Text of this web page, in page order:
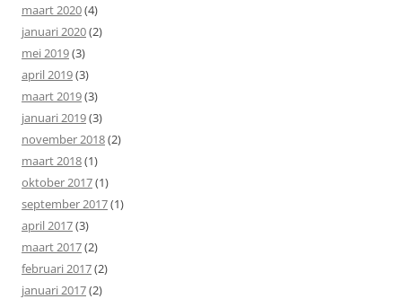
maart 2020(4)
januari 2020(2)
mei 2019(3)
april 2019(3)
maart 2019(3)
januari 2019(3)
november 2018(2)
maart 2018(1)
oktober 2017(1)
september 2017(1)
april 2017(3)
maart 2017(2)
februari 2017(2)
januari 2017(2)